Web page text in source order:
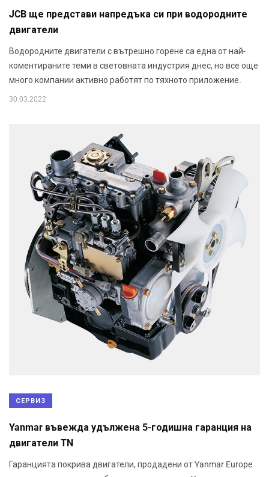
JCB ще представи напредъка си при водородните
двигатели
Водородните двигатели с вътрешно горене са една от най-
коментираните теми в световната индустрия днес, но все още
много компании активно работят по тяхното приложение.
30.03.2022
СЕРВИЗ
Yanmar въвежда удължена 5-годишна гаранция на
двигатели TN
Гаранцията покрива двигатели, продадени от Yanmar Europe